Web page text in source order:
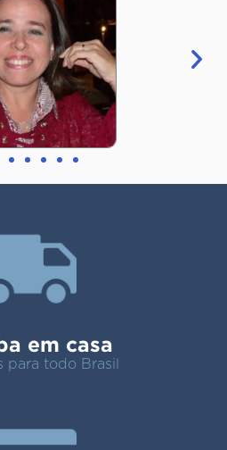
em casa
para todo Brasil